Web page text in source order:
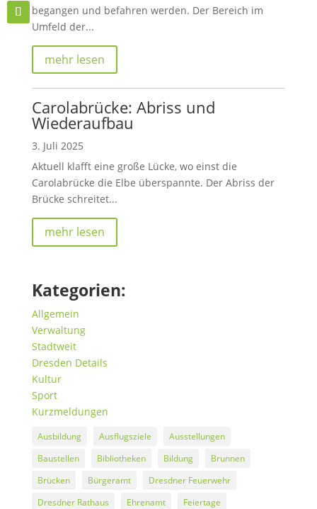
begangen und befahren werden. Der Bereich im
Umfeld der...
mehr lesen
Carolabrücke: Abriss und
Wiederaufbau
3. Juli 2025
Aktuell klafft eine große Lücke, wo einst die
Carolabrücke die Elbe überspannte. Der Abriss der
Brücke schreitet...
mehr lesen
Kategorien:
Allgemein
Verwaltung
Stadtweit
Dresden Details
Kultur
Sport
Kurzmeldungen
Ausbildung Ausflugsziele
Ausstellungen
Baustellen
Bibliotheken Bildung
Brunnen
Brücken
Bürgeramt
Dresdner Feuerwehr
Dresdner Rathaus
Ehrenamt
Feiertage